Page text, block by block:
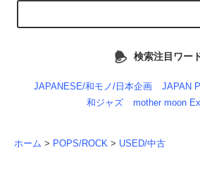
検索注目ワー
JAPANESE/和モノ/日本企画
JAPAN
和ジャズ
mother moon
ホーム > POPS/ROCK > USED/中古